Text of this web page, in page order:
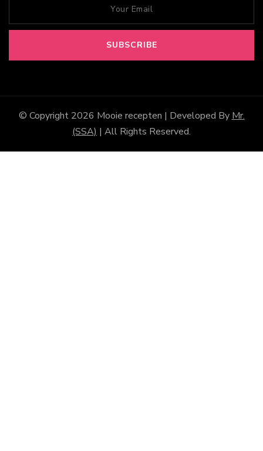
© Copyright 2026 Mooie recepten | Developed By Mr.
(SSA) | All Rights Reserved.